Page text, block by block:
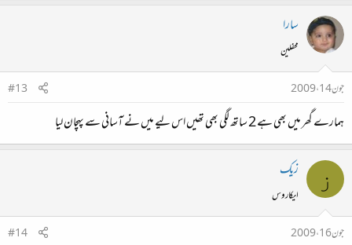
سارا
محفلین
جون 14، 2009
#13
ہمارے گھر میں بھی ہے 2 ساتھ لگی بھی تھیں اس لیے میں نے آسانی سے پہچان لیا
ز زیک
ایکاروس
جون 16، 2009
#14